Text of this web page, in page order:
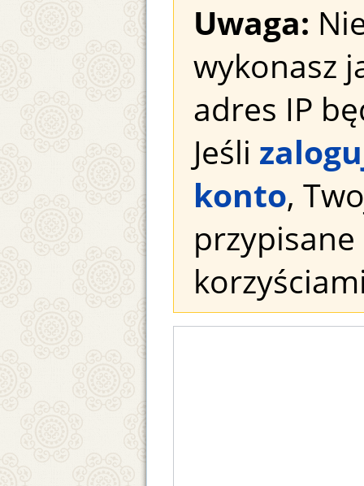
Uwaga:
wykonasz
adres IP
Jeśli
konto,